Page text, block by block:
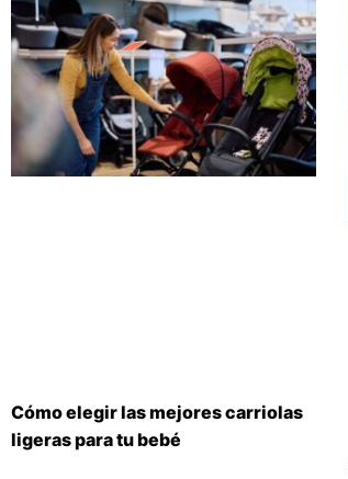
Cómo elegir las mejores carriolas
ligeras para tu bebé